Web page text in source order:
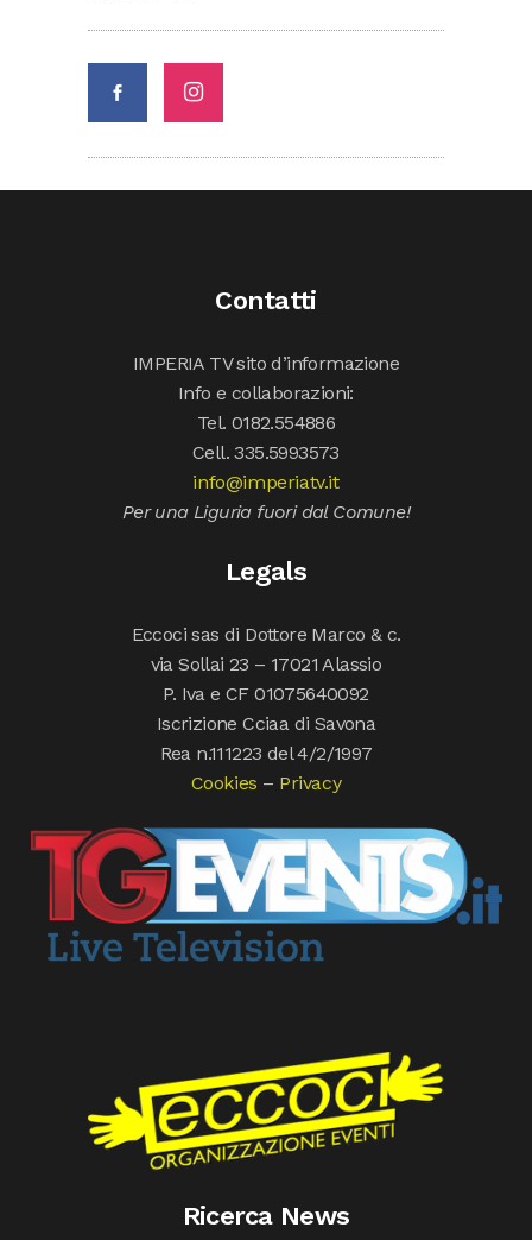
Contatti
IMPERIA TV sito d’informazione
Info e collaborazioni:
Tel. 0182.554886
Cell. 335.5993573
info@imperiatv.it
Per una Liguria fuori dal Comune!
Legals
Eccoci sas di Dottore Marco & c.
via Sollai 23 – 17021 Alassio
P. Iva e CF 01075640092
Iscrizione Cciaa di Savona
Rea n.111223 del 4/2/1997
Cookies – Privacy
Ricerca News